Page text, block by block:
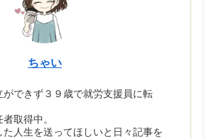
ちゃい
できず３９歳で就労支援員に転
取得中。
た人生を送ってほしいと日々記事を